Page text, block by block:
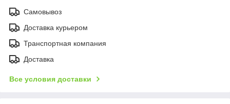
Самовывоз
Доставка курьером
Транспортная компания
Доставка
Все условия доставки